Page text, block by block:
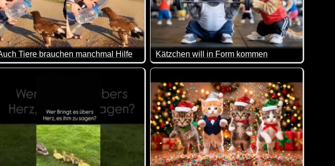
in größere Runde sehen und drücken dürfte...
Tiere brauchen manchmal Hilfe
schön zu sehen wie diesen Tieren aus einer Notlage geholfen wird.
Kätzchen will in Form kommen
Mit einem guten Freund ist eben alles möglich!